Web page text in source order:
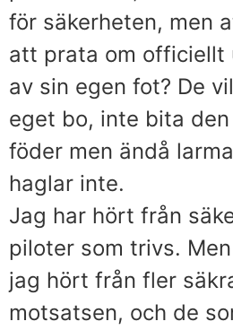
för säkerheten, men
att prata om officiellt
av sin egen fot? De
eget bo, inte bita
föder men ändå
haglar inte.
Jag har hört från
piloter som trivs.
jag hört från fler
motsatsen, och de